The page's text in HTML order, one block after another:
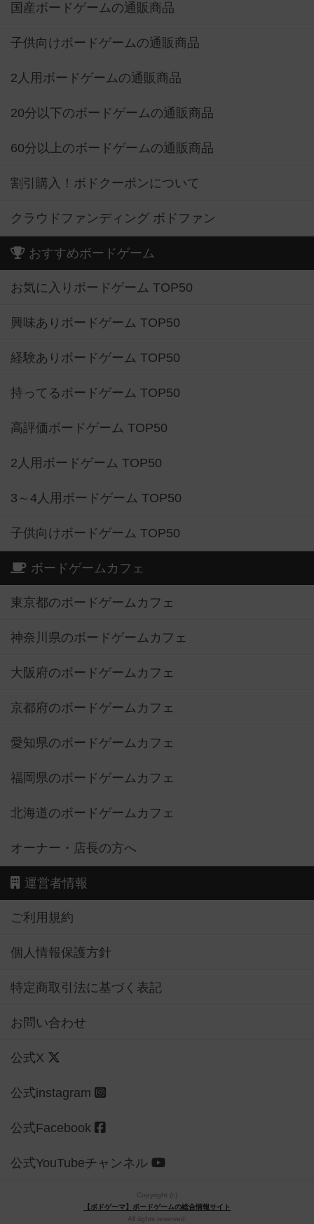
国産ボードゲームの通販商品
子供向けボードゲームの通販商品
2人用ボードゲームの通販商品
20分以下のボードゲームの通販商品
60分以上のボードゲームの通販商品
割引購入！ボドクーポンについて
クラウドファンディング ボドファン
おすすめボードゲーム
お気に入りボードゲーム TOP50
興味ありボードゲーム TOP50
経験ありボードゲーム TOP50
持ってるボードゲーム TOP50
高評価ボードゲーム TOP50
2人用ボードゲーム TOP50
3～4人用ボードゲーム TOP50
子供向けボードゲーム TOP50
ボードゲームカフェ
東京都のボードゲームカフェ
神奈川県のボードゲームカフェ
大阪府のボードゲームカフェ
京都府のボードゲームカフェ
愛知県のボードゲームカフェ
福岡県のボードゲームカフェ
北海道のボードゲームカフェ
オーナー・店長の方へ
運営者情報
ご利用規約
個人情報保護方針
特定商取引法に基づく表記
お問い合わせ
公式X
公式instagram
公式Facebook
公式YouTubeチャンネル
Copyright (c)
【ボドゲーマ】ボードゲームの総合情報サイト
All rights reserved.